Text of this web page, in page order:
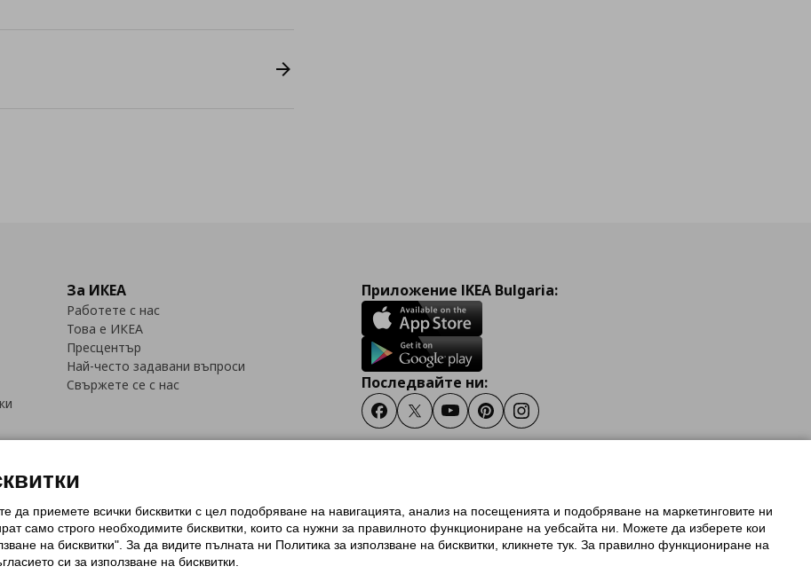
За ИКЕА
Работете с нас
Това е ИКЕА
Пресцентър
Най-често задавани въпроси
Свържете се с нас
Приложение IKEA Bulgaria:
Последвайте ни:
FacebookTwitterYoutubePinterestInstagram
(Cookies)Избор на настройки за използване на бисквиткиУсловия за ползване на ikea.bg
Политика за защита на личните данни на ikea.bg
Общи условия на програма IKEA Family
на програма IKEA Family
да приемете всички бисквитки с цел подобряване на навигацията, анализ на посещенията и подобряване на маркетинговите ни
само строго необходимитe бисквитки, които са нужни за правилното функциониране на уебсайта ни. Можете да изберете кои
на бисквитки". За да видите пълната ни Политика за използване на бисквитки, кликнете тук. За правилно функциониране на
си за използване на бисквитки.